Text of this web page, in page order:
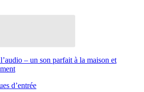
– un son parfait à la maison et
d’entrée